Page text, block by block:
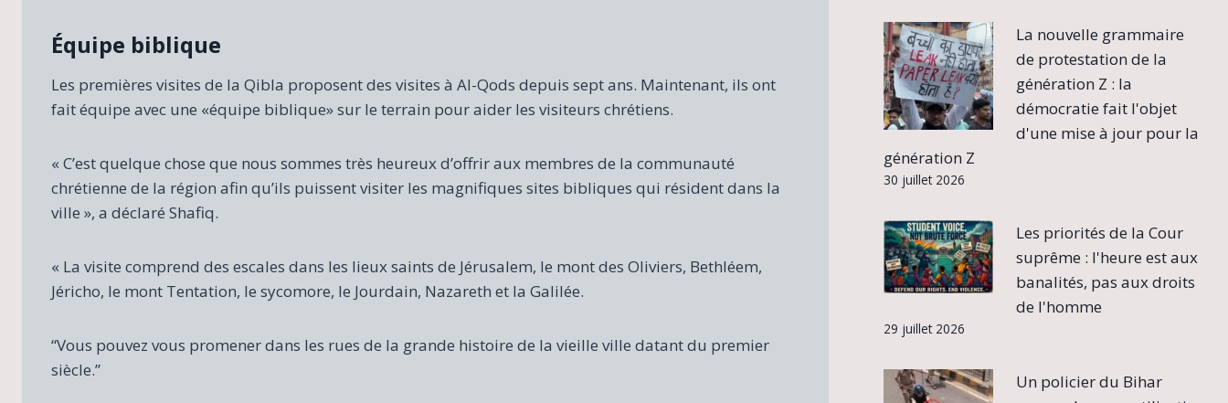
Équipe biblique
Les premières visites de la Qibla proposent des visites à Al-Qods depuis sept ans. Maintenant, ils ont
fait équipe avec une «équipe biblique» sur le terrain pour aider les visiteurs chrétiens.
« C’est quelque chose que nous sommes très heureux d’offrir aux membres de la communauté
chrétienne de la région afin qu’ils puissent visiter les magnifiques sites bibliques qui résident dans la
ville », a déclaré Shafiq.
« La visite comprend des escales dans les lieux saints de Jérusalem, le mont des Oliviers, Bethléem,
Jéricho, le mont Tentation, le sycomore, le Jourdain, Nazareth et la Galilée.
“Vous pouvez vous promener dans les rues de la grande histoire de la vieille ville datant du premier
siècle.”
La nouvelle grammaire
de protestation de la
génération Z : la
démocratie fait l'objet
d'une mise à jour pour la
génération Z
30 juillet 2026
Les priorités de la Cour
suprême : l'heure est aux
banalités, pas aux droits
de l'homme
29 juillet 2026
Un policier du Bihar